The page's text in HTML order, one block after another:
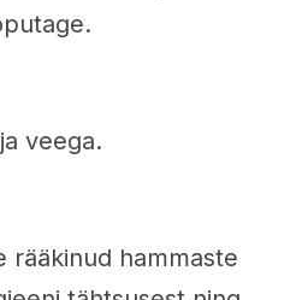
veega.
rääkinud hammaste